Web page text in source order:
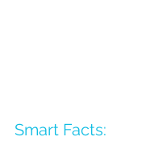
Smart Facts: